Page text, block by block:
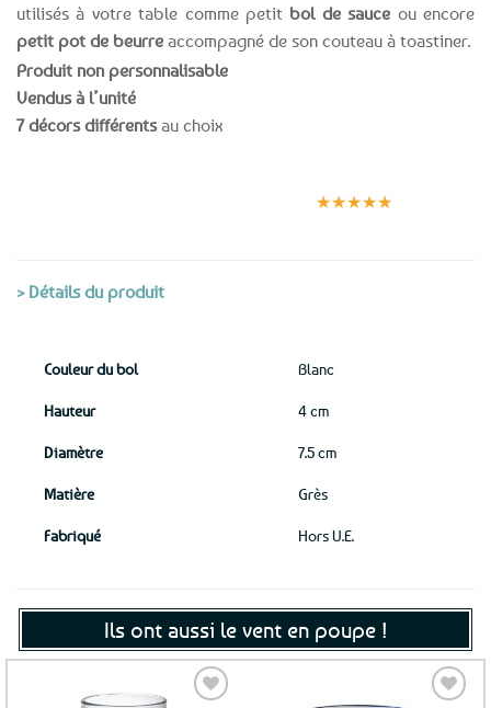
utilisés à votre table comme petit bol de sauce ou encore
petit pot de beurre accompagné de son couteau à toastiner.
Produit non personnalisable
Vendus à l’unité
7 décors différentsau choix
★★★★★
> Détails du produit
Couleur du bol Blanc
Hauteur 4 cm
Diamètre 7.5 cm
Matière Grès
Fabriqué Hors U.E.
Ils ont aussi le vent en poupe !